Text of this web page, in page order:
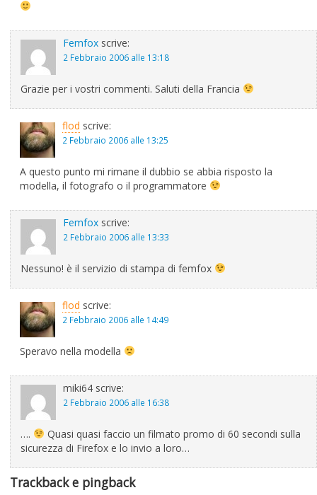
Femfox scrive:
2 Febbraio 2006 alle 13:18
Grazie per i vostri commenti. Saluti della Francia
flod scrive:
2 Febbraio 2006 alle 13:25
A questo punto mi rimane il dubbio se abbia risposto la
modella, il fotografo o il programmatore
Femfox scrive:
2 Febbraio 2006 alle 13:33
Nessuno! è il servizio di stampa di femfox
flod scrive:
2 Febbraio 2006 alle 14:49
Speravo nella modella
miki64 scrive:
2 Febbraio 2006 alle 16:38
….
Quasi quasi faccio un filmato promo di 60 secondi sulla
sicurezza di Firefox e lo invio a loro…
Trackback e pingback